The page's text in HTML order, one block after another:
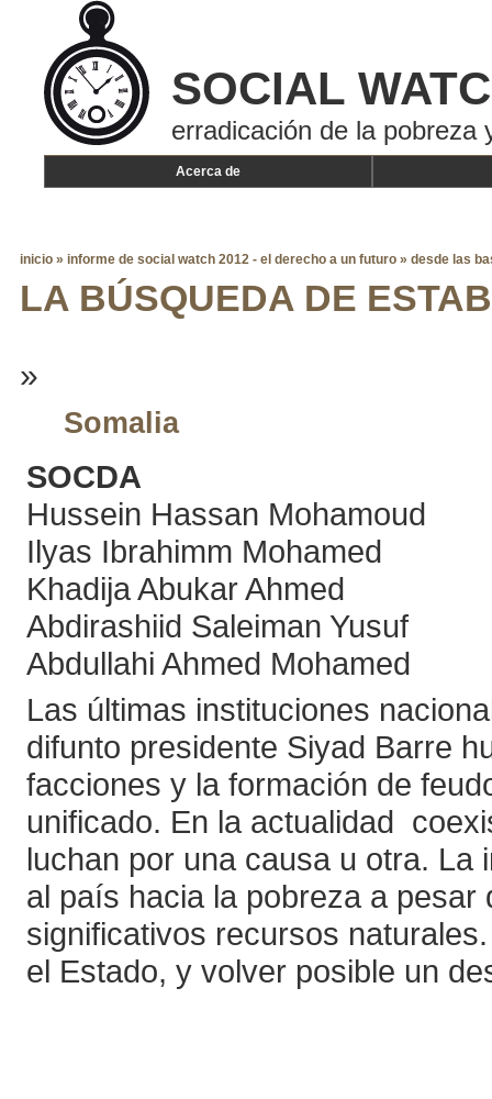
SOCIAL
erradicación de la pobreza
Acerca de
inicio » informe de social watch 2012 - el derecho a un futuro » desde las
LA BÚSQUEDA DE
»
Somalia
SOCDA
Hussein Hassan Mohamoud
Ilyas Ibrahimm Mohamed
Khadija Abukar Ahmed
Abdirashiid Saleiman Yusuf
Abdullahi Ahmed Mohamed
Las últimas instituciones
difunto presidente Siyad Barre
facciones y la formación de
unificado. En la actualidad
luchan por una causa u otra. La
al país hacia la pobreza a
significativos recursos
el Estado, y volver posible un